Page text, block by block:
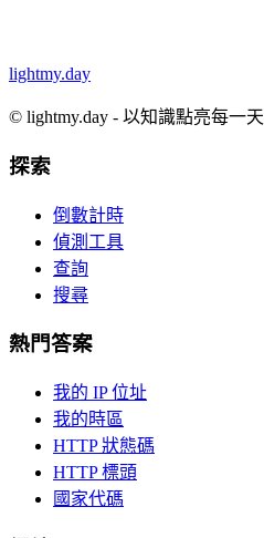
lightmy.day
© lightmy.day - 以知識點亮每一天
探索
倒數計時
偵測工具
查詢
搜尋
熱門答案
我的 IP 位址
我的時區
HTTP 狀態碼
HTTP 標頭
國家代碼